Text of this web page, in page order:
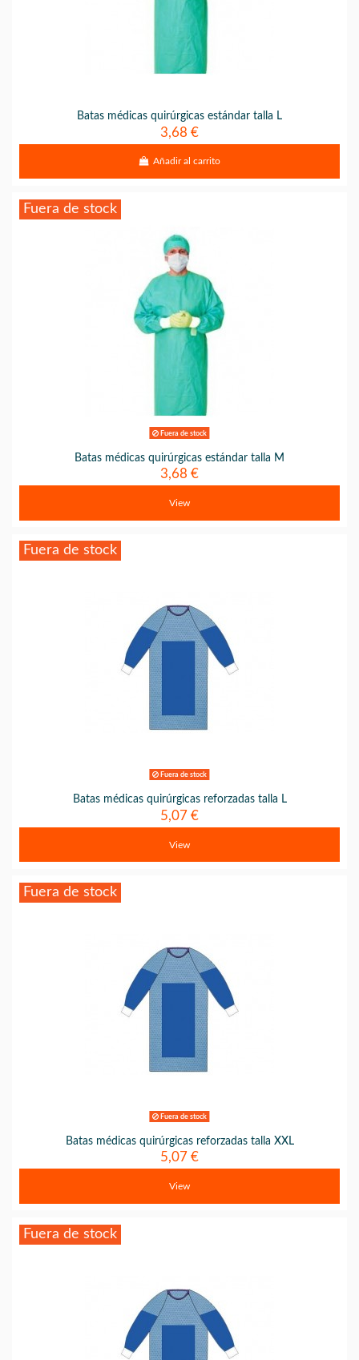
Batas médicas quirúrgicas estándar talla L
3,68 €
Añadir al carrito
Fuera de stock
Fuera de stock
Batas médicas quirúrgicas estándar talla M
3,68 €
View
Fuera de stock
Fuera de stock
Batas médicas quirúrgicas reforzadas talla L
5,07 €
View
Fuera de stock
Fuera de stock
Batas médicas quirúrgicas reforzadas talla XXL
5,07 €
View
Fuera de stock